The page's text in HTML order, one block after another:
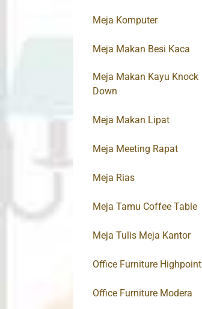
Meja Komputer
Meja Makan Besi Kaca
Meja Makan Kayu Knock
Down
Meja Makan Lipat
Meja Meeting Rapat
Meja Rias
Meja Tamu Coffee Table
Meja Tulis Meja Kantor
Office Furniture Highpoint
Office Furniture Modera